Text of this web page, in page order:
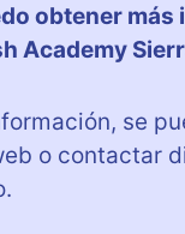
obtener más
Academy
se
o contactar